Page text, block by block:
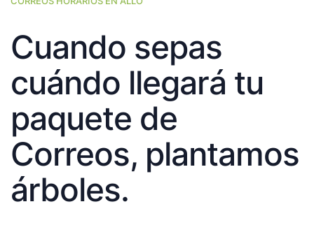
Cuando sepas
cuándo llegará tu
paquete de
Correos, plantamos
árboles.